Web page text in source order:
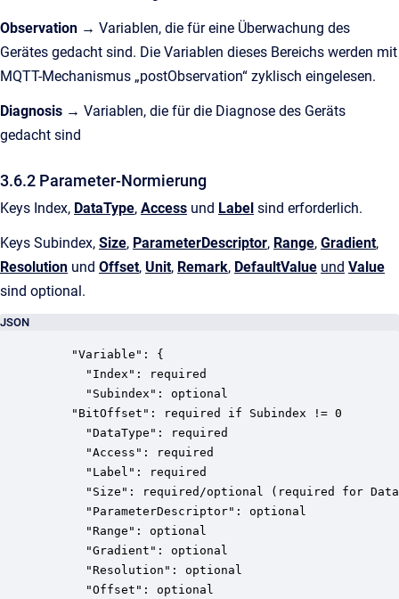
Observation → Variablen, die für eine Überwachung des
Gerätes gedacht sind. Die Variablen dieses Bereichs werden mit
MQTT-Mechanismus „postObservation“ zyklisch eingelesen.
Diagnosis → Variablen, die für die Diagnose des Geräts
gedacht sind
3.6.2 Parameter-Normierung
Keys Index, DataType, Access und Label sind erforderlich.
Keys Subindex, Size, ParameterDescriptor, Range, Gradient,
Resolution und Offset, Unit, Remark, DefaultValue und Value
sind optional.
JSON
    "Variable": {
      "Index": required
      "Subindex": optional
      "DataType": required
      "Access": required
      "Label": required
"Size": required/optional (required for
      "ParameterDescriptor": optional
      "Range": optional
      "Gradient": optional
      "Resolution": optional
      "Offset": optional